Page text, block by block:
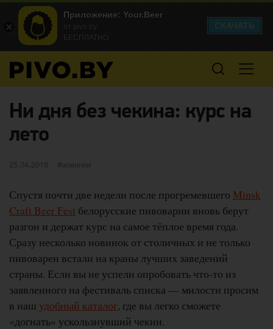
Ни дня без чекина: курс на
лето
Опубликовано
25.04.2019 категории
новинки
Спустя почти две недели после прогремевшего Minsk
Craft Beer Fest белорусские пивоварни вновь берут
разгон и держат курс на самое тёплое время года.
Сразу несколько новинок от столичных и не только
пивоварен встали на краны лучших заведений
страны. Если вы не успели опробовать что-то из
заявленного на фестиваль списка — милости просим
в наш удобный каталог, где вы легко сможете
«догнать» ускользнувший чекин.
Приложение: Your.Beer
от pivo.by
БЕСПЛАТНО
СКАЧАТЬ